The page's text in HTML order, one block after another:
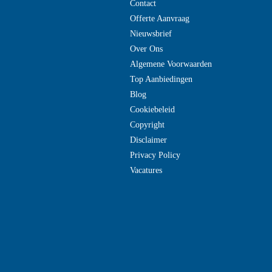
Contact
Offerte Aanvraag
Nieuwsbrief
Over Ons
Algemene Voorwaarden
Top Aanbiedingen
Blog
Cookiebeleid
Copyright
Disclaimer
Privacy Policy
Vacatures